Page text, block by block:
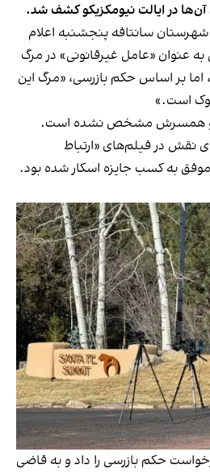
در ایالت نیومکزیکو کشف شد.
شهرستان سانتافه پنجشنبه اعلام
عنوان «عامل غیرقانونی» در مرگ‌
بر اساس حکم بازرسی، «مرگ این
است.»
و همسرش مشخص نشده است.
ایفای نقش در فیلم‌های «ارتباط
به کسب جایزه اسکار شده بود.
حکم بازرسی را داد و به قاضی